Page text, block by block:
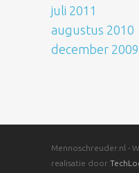
juli 2011
augustus 2010
december 2009
Mennoschreuder.nl -
realisatie door